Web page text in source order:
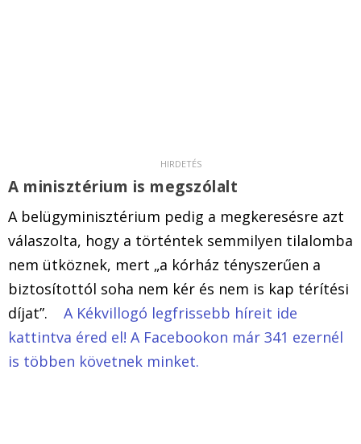
A minisztérium is megszólalt
A belügyminisztérium pedig a megkeresésre azt
válaszolta, hogy a történtek semmilyen tilalomba
nem ütköznek, mert „a kórház tényszerűen a
biztosítottól soha nem kér és nem is kap térítési
díjat”.
A Kékvillogó legfrissebb híreit ide
kattintva éred el! A Facebookon már 341 ezernél
is többen követnek minket.